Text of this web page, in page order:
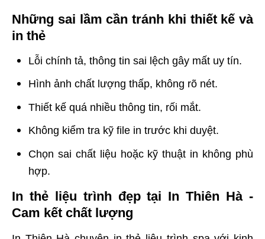
Những sai lầm cần tránh khi thiết kế và
in thẻ
Lỗi chính tả, thông tin sai lệch gây mất uy tín.
Hình ảnh chất lượng thấp, không rõ nét.
Thiết kế quá nhiều thông tin, rối mắt.
Không kiểm tra kỹ file in trước khi duyệt.
Chọn sai chất liệu hoặc kỹ thuật in không phù
hợp.
In thẻ liệu trình đẹp tại In Thiên Hà -
Cam kết chất lượng